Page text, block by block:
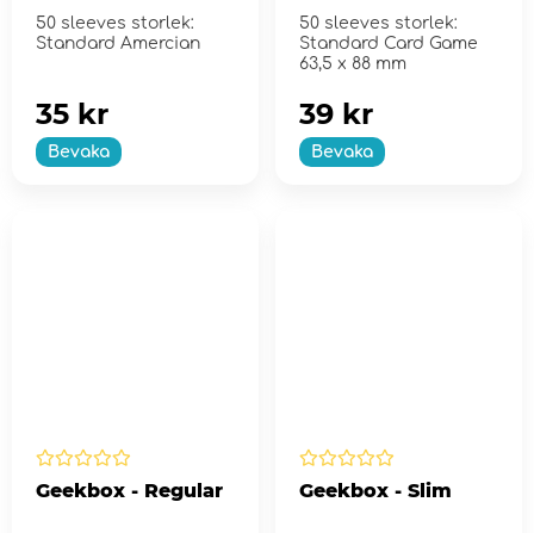
50 sleeves storlek:
Standard Amercian
Bevaka
35 kr
50 sleeves storlek:
Standard Card Game
63,5 x 88 mm
Bevaka
39 kr
Geekbox - Regular Geekbox - Slim